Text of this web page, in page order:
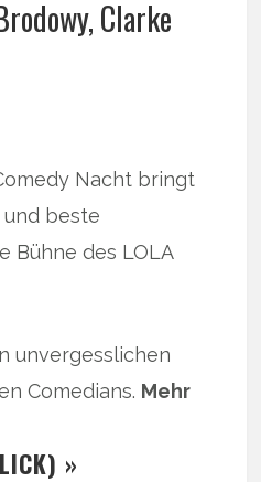
Clarke
Nacht bringt
und beste
Bühne des LOLA
unvergesslichen
Comedians. Mehr
»